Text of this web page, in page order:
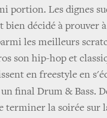
portion. Les dignes
bien décidé à prouver
les meilleurs
son hip-hop et
en freestyle en
final Drum & Bass.
terminer la soirée sur